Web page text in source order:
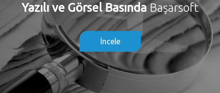
Yazılı ve Görsel BasındaBaşarsoft
İncele